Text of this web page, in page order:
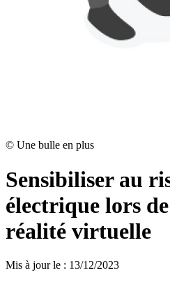
© Une bulle en plus
Sensibiliser au
électrique lors de
réalité virtuelle
Mis à jour le : 13/12/2023